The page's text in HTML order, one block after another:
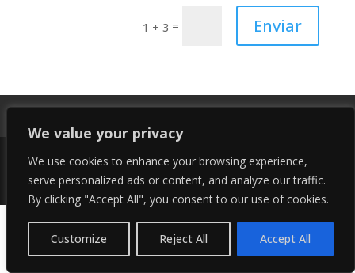
We value your privacy
We use cookies to enhance your browsing experience,
serve personalized ads or content, and analyze our traffic.
By clicking "Accept All", you consent to our use of cookies.
Customize Reject All Accept All
1 + 3 = Enviar
Diseño y desarrollo: Cactus Digital